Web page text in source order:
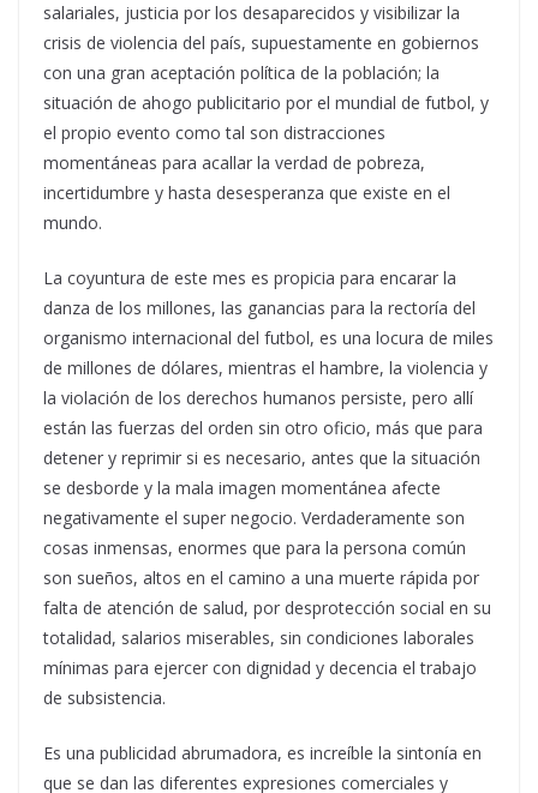
salariales, justicia por los desaparecidos y visibilizar la
crisis de violencia del país, supuestamente en gobiernos
con una gran aceptación política de la población; la
situación de ahogo publicitario por el mundial de futbol, y
el propio evento como tal son distracciones
momentáneas para acallar la verdad de pobreza,
incertidumbre y hasta desesperanza que existe en el
mundo.
La coyuntura de este mes es propicia para encarar la
danza de los millones, las ganancias para la rectoría del
organismo internacional del futbol, es una locura de miles
de millones de dólares, mientras el hambre, la violencia y
la violación de los derechos humanos persiste, pero allí
están las fuerzas del orden sin otro oficio, más que para
detener y reprimir si es necesario, antes que la situación
se desborde y la mala imagen momentánea afecte
negativamente el super negocio. Verdaderamente son
cosas inmensas, enormes que para la persona común
son sueños, altos en el camino a una muerte rápida por
falta de atención de salud, por desprotección social en su
totalidad, salarios miserables, sin condiciones laborales
mínimas para ejercer con dignidad y decencia el trabajo
de subsistencia.
Es una publicidad abrumadora, es increíble la sintonía en
que se dan las diferentes expresiones comerciales y